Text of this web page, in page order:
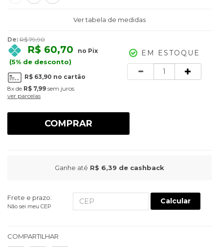
Ver tabela de medidas
De: R$ 79,90
R$ 60,70 no Pix
(5% de desconto)
R$ 63,90 no cartão
8x de R$ 7,99 sem juros
ver parcelas
EM ESTOQUE
COMPRAR
Ganhe até R$ 6,39 de cashback
Frete e prazo:
Não sei meu CEP
Calcular
COMPARTILHAR